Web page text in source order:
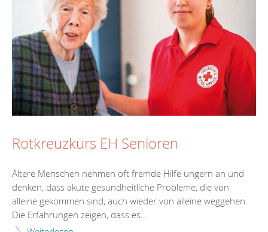
Rotkreuzkurs EH Senioren
Ältere Menschen nehmen oft fremde Hilfe ungern an und
denken, dass akute gesundheitliche Probleme, die von
alleine gekommen sind, auch wieder von alleine weggehen.
Die Erfahrungen zeigen, dass es...